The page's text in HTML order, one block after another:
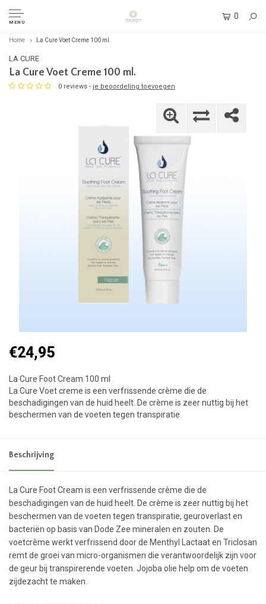
MENU
0
Home La Cure Voet Creme 100 ml.
LA CURE
La Cure Voet Creme 100 ml.
0 reviews - je beoordeling toevoegen
€24,95
La Cure Foot Cream 100 ml
La Cure Voet creme is een verfrissende crème die de
beschadigingen van de huid heelt. De crème is zeer nuttig bij het
beschermen van de voeten tegen transpiratie
Beschrijving
La Cure Foot Cream is een verfrissende crème die de
beschadigingen van de huid heelt. De crème is zeer nuttig bij het
beschermen van de voeten tegen transpiratie, geuroverlast en
bacteriën op basis van Dode Zee mineralen en zouten. De
voetcrème werkt verfrissend door de Menthyl Lactaat en Triclosan
remt de groei van micro-organismen die verantwoordelijk zijn voor
de geur bij transpirerende voeten. Jojoba olie help om de voeten
zijdezacht te maken.